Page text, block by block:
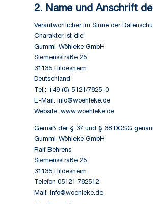
2. Name und Anschrift
Verantwortlicher im Sinne der
Charakter ist die:
Gummi-Wöhleke GmbH
Siemensstraße 25
31135 Hildesheim
Deutschland
Tel.: +49 (0) 5121/7825-0
E-Mail: info@woehleke.de
Website: www.woehleke.de
Gemäß der § 37 und § 38 DGSG
Gummi-Wöhleke GmbH
Ralf Behrens
Siemensstraße 25
31135 Hildesheim
Telefon 05121 782512
Mail: info@woehleke.de